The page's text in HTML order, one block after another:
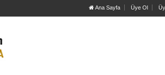
Ana Sayfa Üye Ol